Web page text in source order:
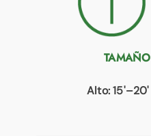
Alto: 15'–20'